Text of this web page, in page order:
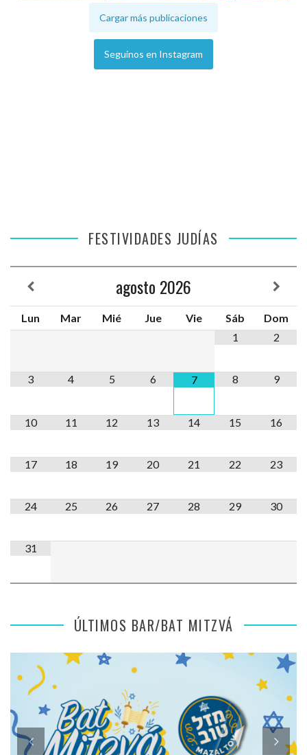
Cargar más publicaciones
Seguinos en Instagram
FESTIVIDADES JUDÍAS
agosto 2026
Lun Mar Mié Jue Vie Sáb
Dom
1
2
3 4 5 6 7 8 9
10 11 12 13 14 15 16
17 18 19 20 21 22 23
24 25 26 27 28 29 30
31
ÚLTIMOS BAR/BAT MITZVÁ